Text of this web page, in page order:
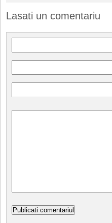
Lasati un comentariu